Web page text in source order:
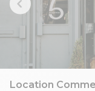
01.83.83.44.38 pour
complémentaires.
Location